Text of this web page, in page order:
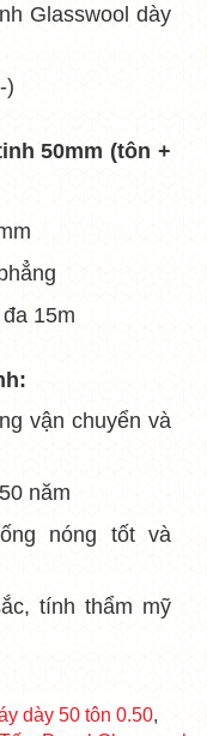
Glasswool dày
)
50mm (tôn +
15m
vận chuyển và
năm
nóng tốt và
tính thẩm mỹ
dày 50 tôn 0.50,